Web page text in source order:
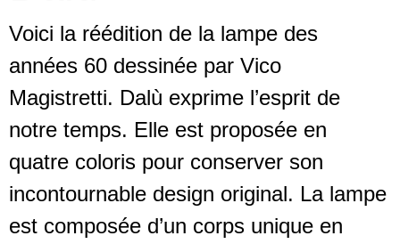
Voici la réédition de la lampe des
années 60 dessinée par Vico
Magistretti. Dalù exprime l’esprit de
notre temps. Elle est proposée en
quatre coloris pour conserver son
incontournable design original. La lampe
est composée d’un corps unique en